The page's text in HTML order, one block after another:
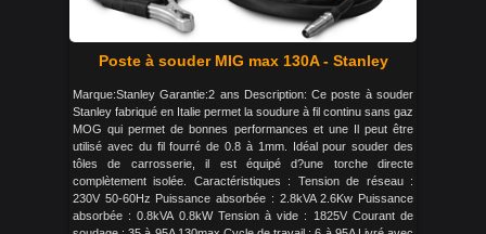
Poste à souder MIG max 130A - Stanley
Marque:Stanley Garantie:2 ans Description: Ce poste à souder
Stanley fabriqué en Italie permet la soudure à fil continu sans gaz
MOG qui permet de bonnes performances et une Il peut être
utilisé avec du fil fourré de 0.8 à 1mm. Idéal pour souder des
tôles de carrosserie, il est équipé d?une torche directe
complètement isolée. Caractéristiques : Tension de réseau :
230V 50-60Hz Puissance absorbée : 2.8kVA 2.6Kw Puissance
absorbée : 0.8kVA 0.8kW Tension à vide : 1825V Courant de